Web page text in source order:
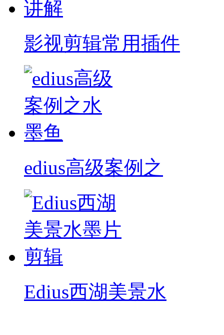
影视剪辑常用插件
edius高级案例之
Edius西湖美景水